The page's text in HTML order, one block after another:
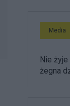
Media
Nie
żegna